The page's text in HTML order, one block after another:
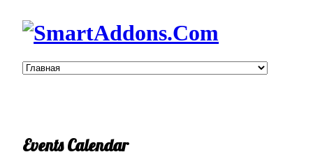
Events Calendar